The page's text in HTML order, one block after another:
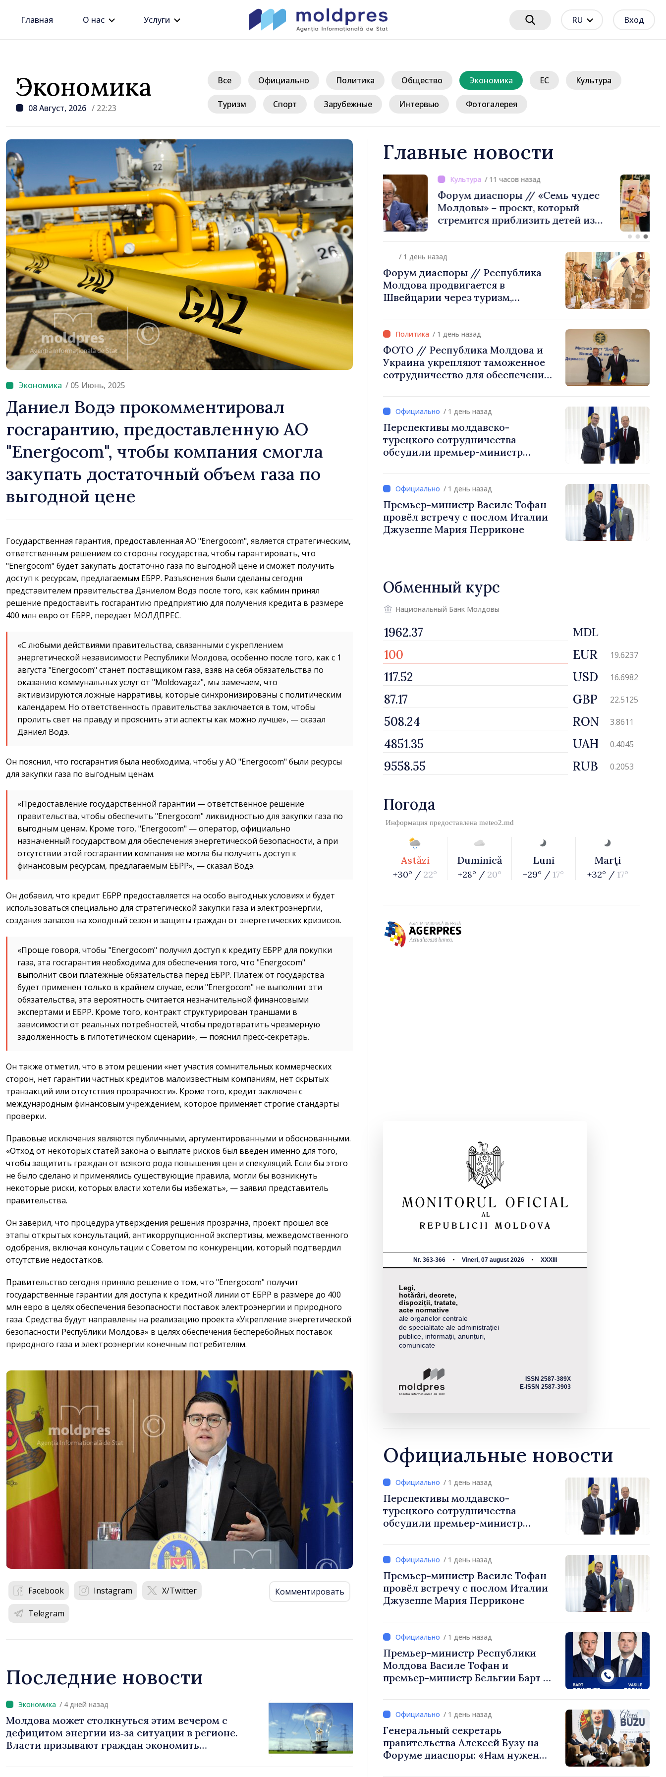
Главная О нас Услуги RU Вход
Экономика
08 Август, 2026 / 22:23
Все Официально Политика Общество Экономика ЕС Культура
Туризм Спорт Зарубежные Интервью Фотогалерея
/ 05 Июнь, 2025
Даниел Водэ прокомментировал
госгарантию, предоставленную АО
"Energocom", чтобы компания смогла
закупать достаточный объем газа по
выгодной цене
Государственная гарантия, предоставленная АО "Energocom", является стратегическим,
ответственным решением со стороны государства, чтобы гарантировать, что
"Energocom" будет закупать достаточно газа по выгодной цене и сможет получить
доступ к ресурсам, предлагаемым ЕБРР. Разъяснения были сделаны сегодня
представителем правительства Даниелом Водэ после того, как кабмин принял
решение предоставить госгарантию предприятию для получения кредита в размере
400 млн евро от ЕБРР, передает МОЛДПРЕС.
«С любыми действиями правительства, связанными с укреплением
энергетической независимости Республики Молдова, особенно после того, как с 1
августа "Energocom" станет поставщиком газа, взяв на себя обязательства по
оказанию коммунальных услуг от "Moldovagaz", мы замечаем, что
активизируются ложные нарративы, которые синхронизированы с политическим
календарем. Но ответственность правительства заключается в том, чтобы
пролить свет на правду и прояснить эти аспекты как можно лучше», — сказал
Даниел Водэ.
Он пояснил, что госгарантия была необходима, чтобы у АО "Energocom" были ресурсы
для закупки газа по выгодным ценам.
«Предоставление государственной гарантии — ответственное решение
правительства, чтобы обеспечить "Energocom" ликвидностью для закупки газа по
выгодным ценам. Кроме того, "Energocom" — оператор, официально
назначенный государством для обеспечения энергетической безопасности, а при
отсутствии этой госгарантии компания не могла бы получить доступ к
финансовым ресурсам, предлагаемым ЕБРР», — сказал Водэ.
Он добавил, что кредит ЕБРР предоставляется на особо выгодных условиях и будет
использоваться специально для стратегической закупки газа и электроэнергии,
создания запасов на холодный сезон и защиты граждан от энергетических кризисов.
«Проще говоря, чтобы "Energocom" получил доступ к кредиту ЕБРР для покупки
газа, эта госгарантия необходима для обеспечения того, что "Energocom"
выполнит свои платежные обязательства перед ЕБРР. Платеж от государства
будет применен только в крайнем случае, если "Energocom" не выполнит эти
обязательства, эта вероятность считается незначительной финансовыми
экспертами и ЕБРР. Кроме того, контракт структурирован траншами в
зависимости от реальных потребностей, чтобы предотвратить чрезмерную
задолженность в гипотетическом сценарии», — пояснил пресс-секретарь.
Он также отметил, что в этом решении «нет участия сомнительных коммерческих
сторон, нет гарантии частных кредитов малоизвестным компаниям, нет скрытых
транзакций или отсутствия прозрачности». Кроме того, кредит заключен с
международным финансовым учреждением, которое применяет строгие стандарты
проверки.
Правовые исключения являются публичными, аргументированными и обоснованными.
«Отход от некоторых статей закона о выплате рисков был введен именно для того,
чтобы защитить граждан от всякого рода повышения цен и спекуляций. Если бы этого
не было сделано и применялись существующие правила, могли бы возникнуть
некоторые риски, которых власти хотели бы избежать», — заявил представитель
правительства.
Он заверил, что процедура утверждения решения прозрачна, проект прошел все
этапы открытых консультаций, антикоррупционной экспертизы, межведомственного
одобрения, включая консультации с Советом по конкуренции, который подтвердил
отсутствие недостатков.
Правительство сегодня приняло решение о том, что "Energocom" получит
государственные гарантии для доступа к кредитной линии от ЕБРР в размере до 400
млн евро в целях обеспечения безопасности поставок электроэнергии и природного
газа. Средства будут направлены на реализацию проекта «Укрепление энергетической
безопасности Республики Молдова» в целях обеспечения бесперебойных поставок
природного газа и электроэнергии конечным потребителям.
Facebook Instagram X/Twitter
Telegram
Комментировать
Последние новости
/ 4 дней назад
Молдова может столкнуться этим вечером с
дефицитом энергии из‑за ситуации в регионе.
Власти призывают граждан экономить
Главные новости
/ 11 часов назад
Джозеф Беркхалтер утверждён
Сенатом США в должности
будущего посла в Республике
Молдова
/ 11 часов назад
Форум диаспоры // «Семь чудес
Молдовы» – проект, который
стремится приблизить детей из
диаспоры к стране их
/ 1 день назад
Форум диаспоры // Республика
Молдова продвигается в
Швейцарии через туризм,
/ 1 день назад
ФОТО // Республика Молдова и
Украина укрепляют таможенное
сотрудничество для обеспечения
в Могилёв-Подольском
/ 1 день назад
Перспективы молдавско-
турецкого сотрудничества
обсудили премьер-министр
/ 1 день назад
Премьер-министр Василе Тофан
провёл встречу с послом Италии
Джузеппе Мария Перриконе
Обменный курс
Национальный Банк Молдовы
MDL
EUR 19.6237
USD 16.6982
GBP 22.5125
RON 3.8611
UAH 0.4045
RUB 0.2053
Погода
Информация предоставлена meteo2.md
Astăzi
+30° / 22°
Duminică
+28° / 20°
Luni
+29° / 17°
Marţi
+32° / 17°
Nr. 363-366 Vineri, 07 august 2026 XXXIII
Legi,
hotărâri, decrete,
dispoziții, tratate,
acte normative
ale organelor centrale
de specialitate ale administrației
publice, informații, anunțuri,
comunicate
ISSN 2587-389X
E-ISSN 2587-3903
Официальные новости
/ 1 день назад
Перспективы молдавско-
турецкого сотрудничества
обсудили премьер-министр
/ 1 день назад
Премьер-министр Василе Тофан
провёл встречу с послом Италии
Джузеппе Мария Перриконе
/ 1 день назад
Премьер-министр Республики
Молдова Василе Тофан и
премьер-министр Бельгии Барт де
/ 1 день назад
Генеральный секретарь
правительства Алексей Бузу на
Форуме диаспоры: «Нам нужен